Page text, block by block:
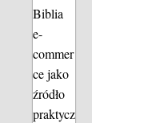
Biblia
e-
commer
ce jako
źródło
praktycz